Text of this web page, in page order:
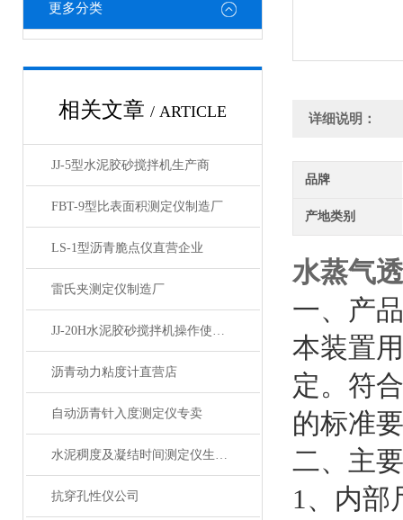
更多分类
相关文章 / ARTICLE
JJ-5型水泥胶砂搅拌机生产商
FBT-9型比表面积测定仪制造厂
LS-1型沥青脆点仪直营企业
雷氏夹测定仪制造厂
JJ-20H水泥胶砂搅拌机操作使用说明
沥青动力粘度计直营店
自动沥青针入度测定仪专卖
水泥稠度及凝结时间测定仪生产商
抗穿孔性仪公司
详细说明：
品牌
产地类别
水蒸气
一、 产
本装置
定。符合
的标准
二、主
1、内部